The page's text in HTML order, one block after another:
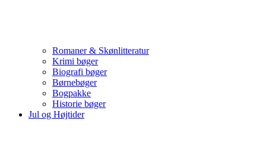
Romaner & Skønlitteratur
Krimi bøger
Biografi bøger
Børnebøger
Bogpakke
Historie bøger
Jul og Højtider